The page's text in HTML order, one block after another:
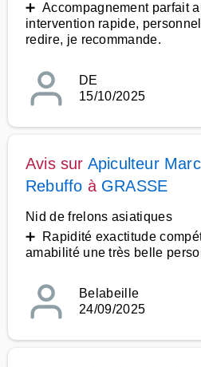
➕ Accompagnement parfait
intervention rapide,
redire, je recommande.
DE
15/10/2025
Avis sur Apiculteur Marc
Rebuffo à GRASSE
Nid de frelons asiatiques
➕ Rapidité exactitude
amabilité une très belle
Belabeille
24/09/2025